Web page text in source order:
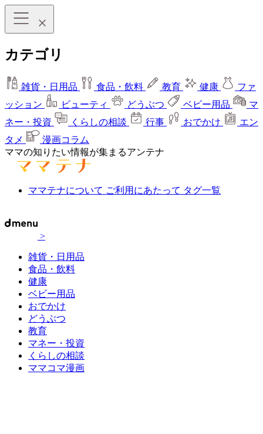
カテゴリ
雑貨・日用品 食品・飲料 教育 健康
ファ
ッション
ビューティ どうぶつ ベビー用品
マ
ネー・投資
くらしの相談 行事 おでかけ
エン
タメ
漫画コラム
ママの知りたい情報が集まるアンテナ
ママテナについて ご利用にあたって タグ一覧
>
雑貨・日用品
食品・飲料
健康
ベビー用品
おでかけ
どうぶつ
教育
マネー・投資
くらしの相談
ママコマ漫画